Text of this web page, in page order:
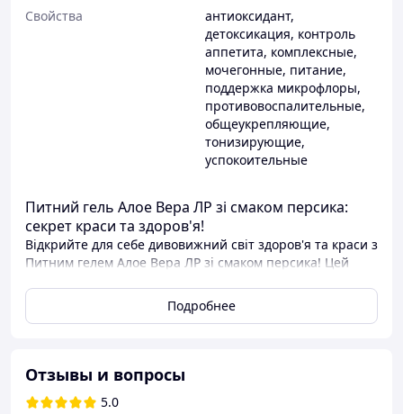
Свойства
антиоксидант,
детоксикация, контроль
аппетита, комплексные,
мочегонные, питание,
поддержка микрофлоры,
противовоспалительные,
общеукрепляющие,
тонизирующие,
успокоительные
Питний гель Алое Вера ЛР зі смаком персика:
секрет краси та здоров'я!
Відкрийте для себе дивовижний світ здоров'я та краси з
Питним гелем Алое Вера ЛР зі смаком персика! Цей
гелю з листя алое вера, подарує вам багатство
корисних речовин та стане джерелом невичерпної
так корисний?
Легкість та користь:
Подробнее
Отзывы и вопросы
5.0